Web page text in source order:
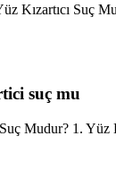
Kızartıcı Suç
suç mu
Mudur? 1. Yüz